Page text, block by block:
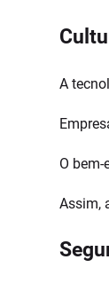
A
O
Assim,